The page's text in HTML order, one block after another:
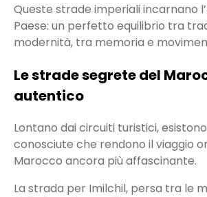
Queste strade imperiali incarnano
Paese: un perfetto equilibrio tra
modernità, tra memoria e
Le strade segrete del
autentico
Lontano dai circuiti turistici,
conosciute che rendono il viaggio
Marocco ancora più affascinante.
La strada per Imilchil, persa tra le